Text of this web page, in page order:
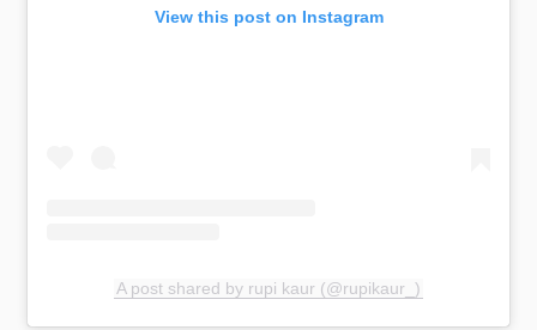
View this post on Instagram
A post shared by rupi kaur (@rupikaur_)